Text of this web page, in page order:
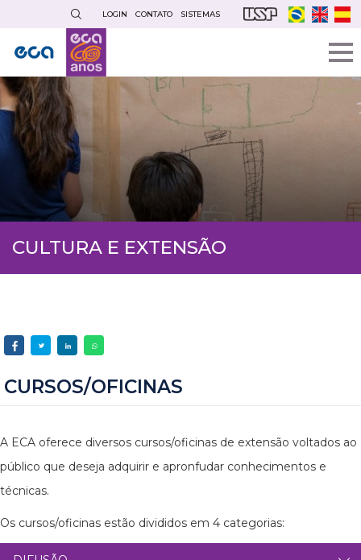
conteúdo
principal
LOGIN CONTATO SISTEMAS
CULTURA E EXTENSÃO
CURSOS/OFICINAS
A ECA oferece diversos cursos/oficinas de extensão voltados ao
público que deseja adquirir e apronfudar conhecimentos e
técnicas.
Os cursos/oficinas estão divididos em 4 categorias: